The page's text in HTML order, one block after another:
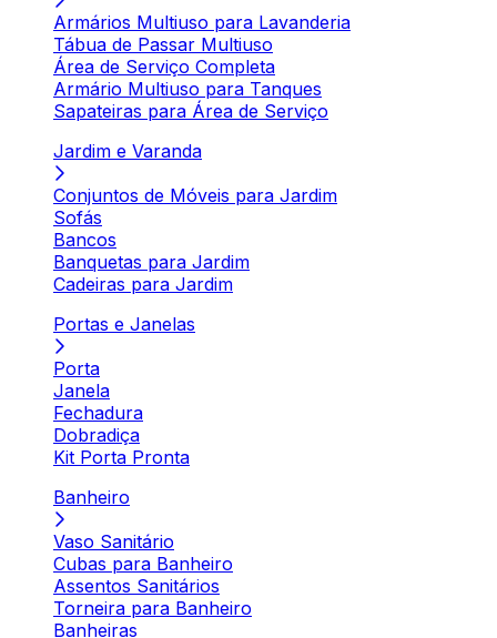
Armários Multiuso para Lavanderia
Tábua de Passar Multiuso
Área de Serviço Completa
Armário Multiuso para Tanques
Sapateiras para Área de Serviço
Jardim e Varanda
Conjuntos de Móveis para Jardim
Sofás
Bancos
Banquetas para Jardim
Cadeiras para Jardim
Portas e Janelas
Porta
Janela
Fechadura
Dobradiça
Kit Porta Pronta
Banheiro
Vaso Sanitário
Cubas para Banheiro
Assentos Sanitários
Torneira para Banheiro
Banheiras